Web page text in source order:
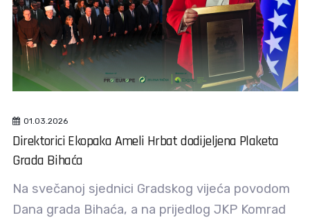
01.03.2026
Direktorici Ekopaka Ameli Hrbat dodijeljena Plaketa
Grada Bihaća
Na svečanoj sjednici Gradskog vijeća povodom
Dana grada Bihaća, a na prijedlog JKP Komrad